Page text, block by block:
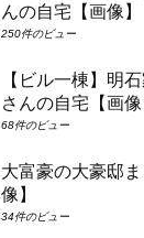
んの自宅【画像】
250件のビュー
【ビル一棟】明
さんの自宅【画像
68件のビュー
大富豪の大豪邸
像】
34件のビュー